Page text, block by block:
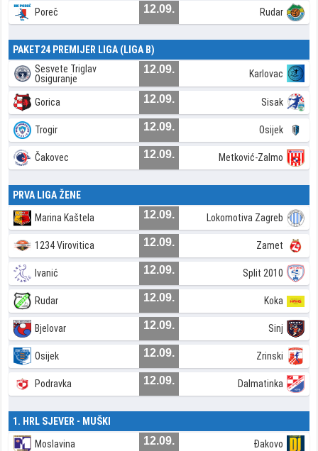
Poreč 12.09. Rudar
PAKET24 PREMIJER LIGA (LIGA B)
Sesvete Triglav
Osiguranje
12.09. Karlovac
Gorica 12.09. Sisak
Trogir 12.09. Osijek
Čakovec 12.09. Metković-Zalmo
PRVA LIGA ŽENE
Marina Kaštela 12.09. Lokomotiva Zagreb
1234 Virovitica 12.09. Zamet
Ivanić 12.09. Split 2010
Rudar 12.09. Koka
Bjelovar 12.09. Sinj
Osijek 12.09. Zrinski
Podravka 12.09. Dalmatinka
1. HRL SJEVER - MUŠKI
Moslavina 12.09. Đakovo